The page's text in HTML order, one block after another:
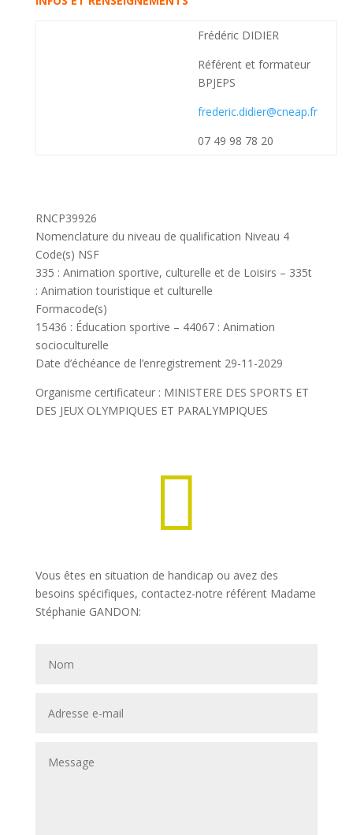
Frédéric DIDIER
Référent et formateur
BPJEPS
frederic.didier@cneap.fr
07 49 98 78 20
RNCP39926
Nomenclature du niveau de qualification Niveau 4
Code(s) NSF
335 : Animation sportive, culturelle et de Loisirs – 335t
: Animation touristique et culturelle
Formacode(s)
15436 : Éducation sportive – 44067 : Animation
socioculturelle
Date d’échéance de l’enregistrement 29-11-2029
Organisme certificateur : MINISTERE DES SPORTS ET
DES JEUX OLYMPIQUES ET PARALYMPIQUES

Vous êtes en situation de handicap ou avez des
besoins spécifiques, contactez-notre référent Madame
Stéphanie GANDON: